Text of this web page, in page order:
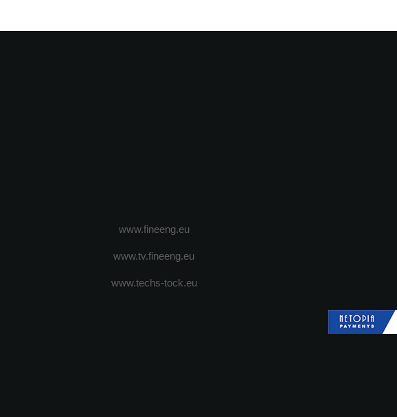
www.fineeng.eu
www.tv.fineeng.eu
www.techs-tock.eu